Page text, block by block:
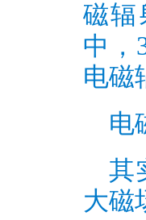
磁辐
中，
电磁
电
其
大磁